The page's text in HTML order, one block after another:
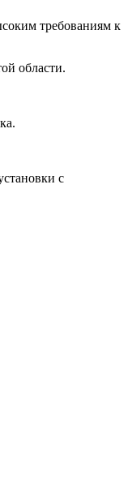
требованиям к
области.
с